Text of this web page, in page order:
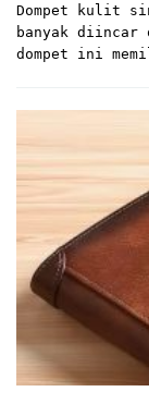
Dompet kulit
banyak diincar
dompet ini